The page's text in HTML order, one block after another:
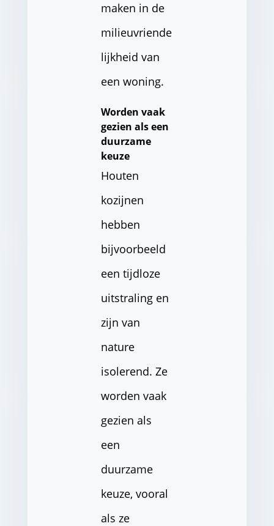
maken in de
milieuvriende
lijkheid van
een woning.
Worden vaak
gezien als een
duurzame
keuze
Houten
kozijnen
hebben
bijvoorbeeld
een tijdloze
uitstraling en
zijn van
nature
isolerend. Ze
worden vaak
gezien als
een
duurzame
keuze, vooral
als ze